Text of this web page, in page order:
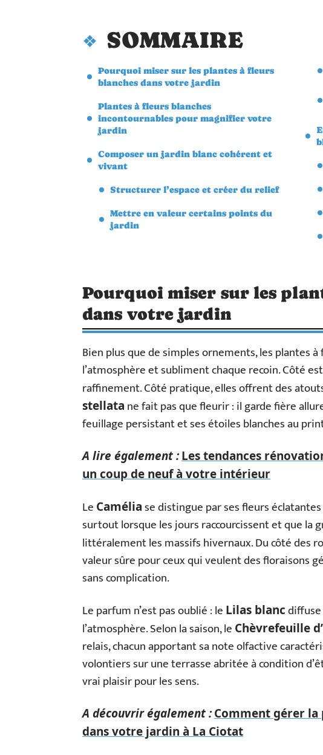
SOMMAIRE
Pourquoi miser sur les plantes à fleurs
blanches dans votre jardin
Plantes à fleurs blanches
incontournables pour magnifier votre
jardin
Composer un jardin blanc cohérent et
vivant
Structurer l’espace et créer du relief
Mettre en valeur certains points du
jardin
Pourquoi miser sur les
dans votre jardin
Bien plus que de simples ornements, les plantes
l’atmosphère et subliment chaque recoin. Côté
raffinement. Côté pratique, elles offrent des
stellata ne fait pas que fleurir : il garde fière
feuillage persistant et ses étoiles blanches au
A lire également :Les tendances
un coup de neuf à votre intérieur
Le Caméliase distingue par ses fleurs
surtout lorsque les jours raccourcissent et que la
littéralement les massifs hivernaux. Du côté des
valeur sûre pour ceux qui veulent des floraisons
sans complication.
Le parfum n’est pas oublié : le Lilas blanc
l’atmosphère. Selon la saison, le Chèvrefeuille
relais, chacun apportant sa note olfactive
volontiers sur une terrasse abritée à condition
vrai plaisir pour les sens.
A découvrir également :Comment gérer la
dans votre jardin à La Ciotat